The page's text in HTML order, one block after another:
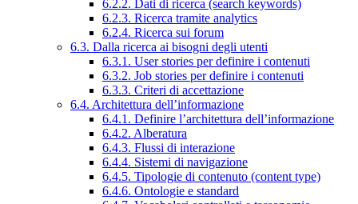
6.2.2. Dati di ricerca (search keywords)
6.2.3. Ricerca tramite analytics
6.2.4. Ricerca sui forum
6.3. Dalla ricerca ai bisogni degli utenti
6.3.1. User stories per definire i contenuti
6.3.2. Job stories per definire i contenuti
6.3.3. Criteri di accettazione
6.4. Architettura dell’informazione
6.4.1. Definire l’architettura dell’informazione
6.4.2. Alberatura
6.4.3. Flussi di interazione
6.4.4. Sistemi di navigazione
6.4.5. Tipologie di contenuto (content type)
6.4.6. Ontologie e standard